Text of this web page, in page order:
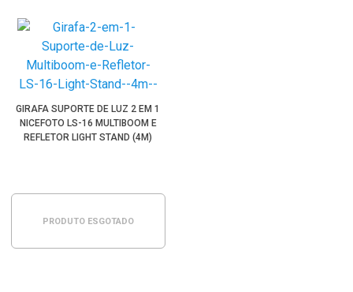
GIRAFA SUPORTE DE LUZ 2 EM 1
NICEFOTO LS-16 MULTIBOOM E
REFLETOR LIGHT STAND (4M)
PRODUTO ESGOTADO